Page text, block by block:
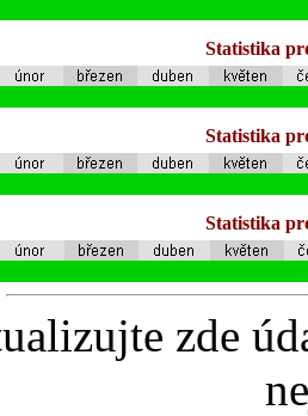
Statistika
Statistika
Statistika
zde